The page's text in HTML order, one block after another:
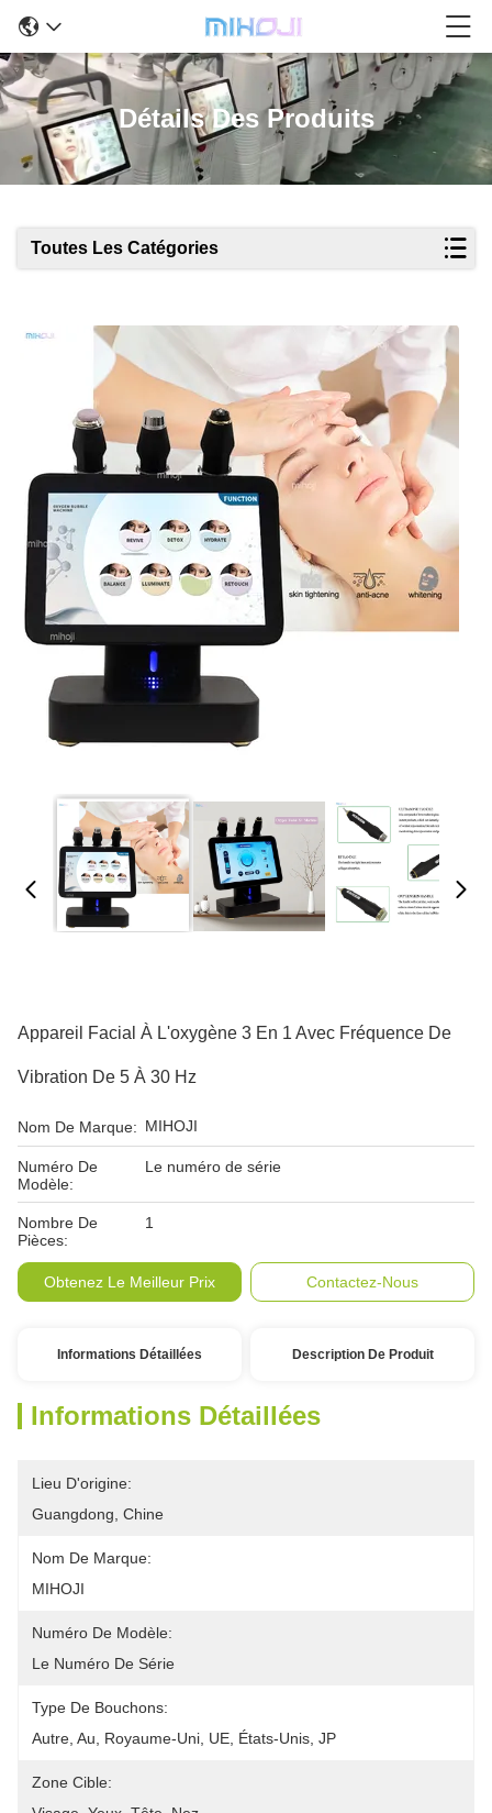
Détails Des Produits
Toutes Les Catégories
Appareil Facial À L'oxygène 3 En 1 Avec Fréquence De
Vibration De 5 À 30 Hz
Nom De Marque: MIHOJI
Numéro De
Modèle:
Le numéro de série
Nombre De
Pièces:
1
Obtenez Le Meilleur Prix Contactez-Nous
Informations Détaillées Description De Produit
Informations Détaillées
Lieu D'origine:
Guangdong, Chine
Nom De Marque:
MIHOJI
Numéro De Modèle:
Le Numéro De Série
Type De Bouchons:
Autre, Au, Royaume-Uni, UE, États-Unis, JP
Zone Cible: